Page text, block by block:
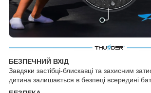
БЕЗПЕЧНИЙ ВХІД
Завдяки застібці-блискавці та захисним
дитина залишається в безпеці всередині